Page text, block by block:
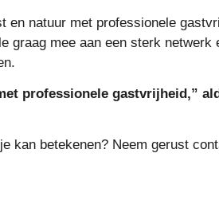
en natuur met professionele
graag mee aan een sterk netwerk
professionele gastvrijheid,”
kan betekenen? Neem gerust